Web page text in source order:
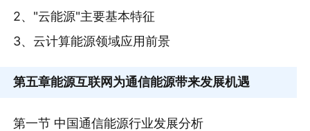
2、"云能源"主要基本特征
3、云计算能源领域应用前景
第五章能源互联网为通信能源带来发展机遇
第一节 中国通信能源行业发展分析